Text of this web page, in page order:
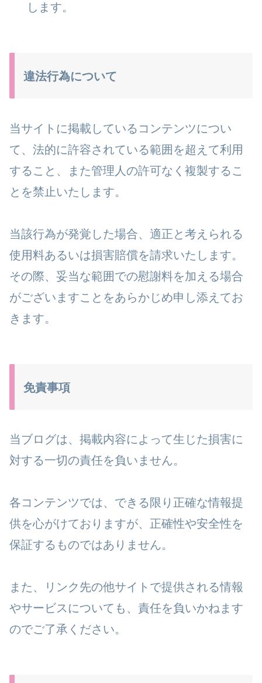
します。
違法行為について
当サイトに掲載しているコンテンツについ
て、法的に許容されている範囲を超えて利用
すること、また管理人の許可なく複製するこ
とを禁止いたします。
当該行為が発覚した場合、適正と考えられる
使用料あるいは損害賠償を請求いたします。
その際、妥当な範囲での慰謝料を加える場合
がございますことをあらかじめ申し添えてお
きます。
免責事項
当ブログは、掲載内容によって生じた損害に
対する一切の責任を負いません。
各コンテンツでは、できる限り正確な情報提
供を心がけておりますが、正確性や安全性を
保証するものではありません。
また、リンク先の他サイトで提供される情報
やサービスについても、責任を負いかねます
のでご了承ください。